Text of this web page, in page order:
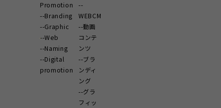
Promotion
Branding
Graphic
Web
Naming
Digital
promotion
WEBCM
動画
コンテ
ンツ
ブラ
ンディ
ング
グラ
フィッ